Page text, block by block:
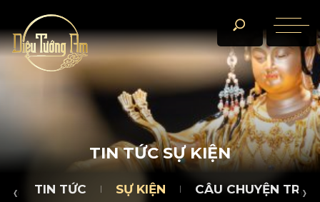
TIN TỨC CÂU CHUYỆN TRÀ ĐÀM
TIN TỨC SỰ KIỆN
TIN TỨC SỰ KIỆN CÂU CHUYỆN TRÀ